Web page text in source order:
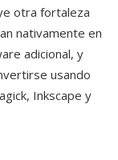
otra fortaleza
nativamente en
adicional, y
usando
Inkscape y